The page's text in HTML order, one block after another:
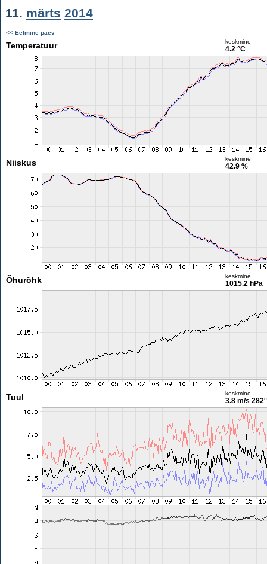
11. märts 2014
<< Eelmine päev
Temperatuur keskmine
4.2 °C
Niiskus keskmine
42.9 %
Õhurõhk keskmine
1015.2 hPa
Tuul keskmine
3.8 m/s 282°